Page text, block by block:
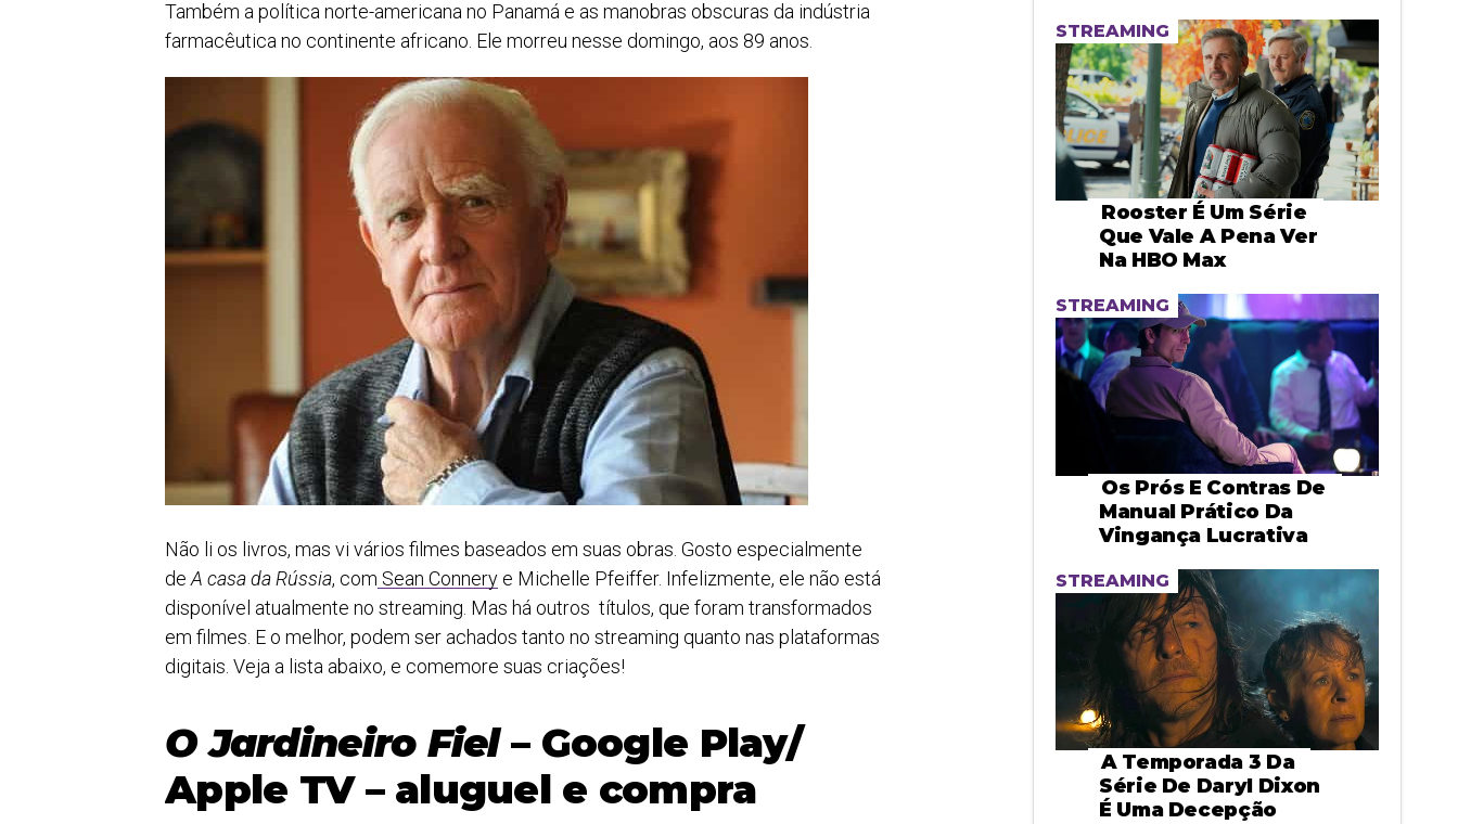
Também a política norte-americana no Panamá e as manobras obscuras da indústria
farmacêutica no continente africano. Ele morreu nesse domingo, aos 89 anos.
Não li os livros, mas vi vários filmes baseados em suas obras. Gosto especialmente
de A casa da Rússia, com Sean Connery e Michelle Pfeiffer. Infelizmente, ele não está
disponível atualmente no streaming. Mas há outros títulos, que foram transformados
em filmes. E o melhor, podem ser achados tanto no streaming quanto nas plataformas
digitais. Veja a lista abaixo, e comemore suas criações!
O Jardineiro Fiel– Google Play/
Apple TV – aluguel e compra
STREAMING
Rooster É Um Série
Que Vale A Pena Ver
Na HBO Max
STREAMING
Os Prós E Contras De
Manual Prático Da
Vingança Lucrativa
STREAMING
A Temporada 3 Da
Série De Daryl Dixon
É Uma Decepção